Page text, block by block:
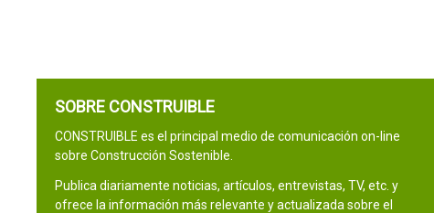
SOBRE CONSTRUIBLE
CONSTRUIBLE es el principal medio de comunicación on-line
sobre Construcción Sostenible.
Publica diariamente noticias, artículos, entrevistas, TV, etc. y
ofrece la información más relevante y actualizada sobre el